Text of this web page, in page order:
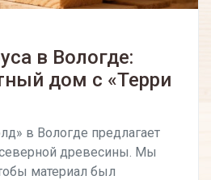
в Вологде:
дом с «Терри
в Вологде предлагает
древесины. Мы
материал был